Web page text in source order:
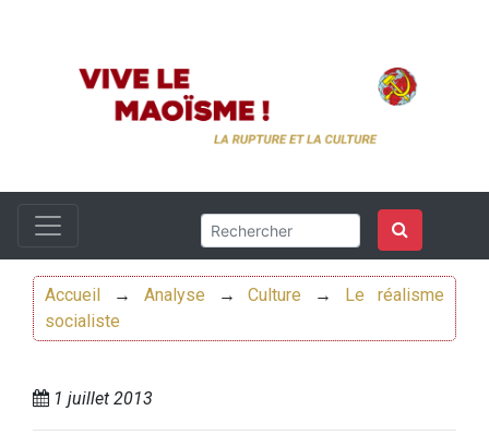
Accueil → Analyse →Culture →
Le réalisme
socialiste
1 juillet 2013